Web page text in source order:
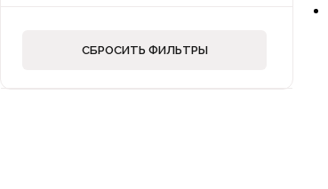
СБРОСИТЬ ФИЛЬТРЫ